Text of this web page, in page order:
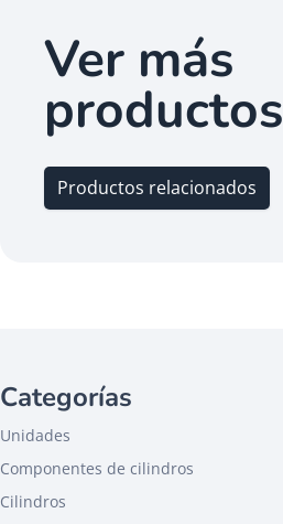
Ver más
productos
Productos relacionados
Categorías
Unidades
Componentes de cilindros
Cilindros